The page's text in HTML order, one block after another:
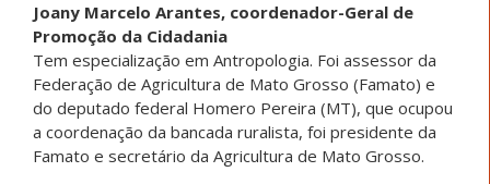
Joany Marcelo Arantes, coordenador-Geral de
Promoção da Cidadania
Tem especialização em Antropologia. Foi assessor da
Federação de Agricultura de Mato Grosso (Famato) e
do deputado federal Homero Pereira (MT), que ocupou
a coordenação da bancada ruralista, foi presidente da
Famato e secretário da Agricultura de Mato Grosso.